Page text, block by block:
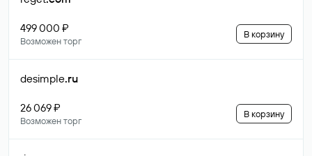
499 000 ₽
Возможен торг
В корзину
desimple.ru
26 069 ₽
Возможен торг
В корзину